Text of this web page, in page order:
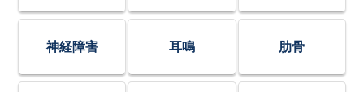
神経障害 耳鳴 肋骨